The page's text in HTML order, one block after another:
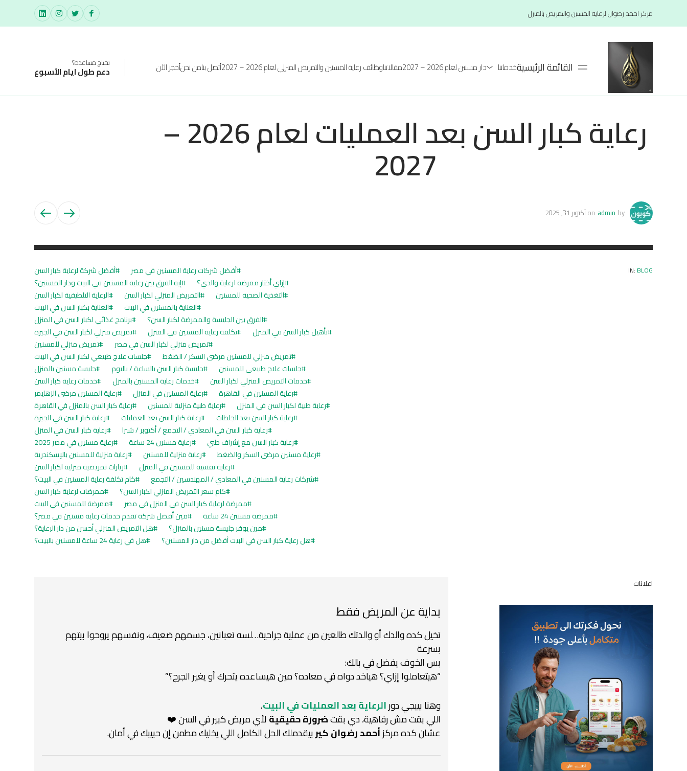
مركز احمد رضوان لرعاية المسنين والتمريض بالمنزل
القائمة الرئيسيةخدماتنا دار مسنين لعام 2026 – 2027 مقالاتناوظائف رعاية المسنين والتمريض المنزلي لعام 2026 – 2027 أتصل بنامن نحنأحجز الأن تحتاج مساعدة؟
دعم طول ايام الأسبوع
رعاية كبار السن بعد العمليات لعام 2026 –
2027
by
admin
onأكتوبر 31, 2025
IN: BLOG أفضل شركات رعاية المسنين في مصر
أفضل شركة لرعاية كبار السن
إزاي أختار ممرضة لرعاية والدي؟
إيه الفرق بين رعاية المسنين في البيت ودار المسنين؟
التغذية الصحية للمسنين
التمريض المنزلي لكبار السن
الرعاية التلطيفية لكبار السن
العناية بالمسنين في البيت
العناية بكبار السن في البيت
الفرق بين الجليسة والممرضة لكبار السن؟
برنامج غذائي لكبار السن في المنزل
تأهيل كبار السن في المنزل
تكلفة رعاية المسنين في المنزل
تمريض منزلي لكبار السن في الجيزة
تمريض منزلي لكبار السن في مصر
تمريض منزلي للمسنين
تمريض منزلي للمسنين مرضى السكر / الضغط
جلسات علاج طبيعي لكبار السن في البيت
جلسات علاج طبيعي للمسنين
جليسة كبار السن بالساعة / باليوم
جليسة مسنين بالمنزل
خدمات التمريض المنزلي لكبار السن
خدمات رعاية المسنين بالمنزل
خدمات رعاية كبار السن
رعاية المسنين في القاهرة
رعاية المسنين في المنزل
رعاية المسنين مرضى الزهايمر
رعاية طبية لكبار السن في المنزل
رعاية طبية منزلية للمسنين
رعاية كبار السن بالمنزل في القاهرة
رعاية كبار السن بعد الجلطات
رعاية كبار السن بعد العمليات
رعاية كبار السن في الجيزة
رعاية كبار السن في المعادي / التجمع / أكتوبر / شبرا
رعاية كبار السن في المنزل
رعاية كبار السن مع إشراف طبي
رعاية مسنين 24 ساعة
رعاية مسنين في مصر 2025
رعاية مسنين مرضى السكر والضغط
رعاية منزلية للمسنين
رعاية منزلية للمسنين بالإسكندرية
رعاية نفسية للمسنين في المنزل
زيارات تمريضية منزلية لكبار السن
شركات رعاية المسنين في المعادي / المهندسين / التجمع
كام تكلفة رعاية المسنين في البيت؟
كام سعر التمريض المنزلي لكبار السن؟
ممرضات لرعاية كبار السن
ممرضة لرعاية كبار السن في المنزل في مصر
ممرضة للمسنين في البيت
ممرضة مسنين 24 ساعة
مين أفضل شركة تقدم خدمات رعاية مسنين في مصر؟
مين يوفر جليسة مسنين بالمنزل؟
هل التمريض المنزلي أحسن من دار الرعاية؟
هل رعاية كبار السن في البيت أفضل من دار المسنين؟
هل في رعاية 24 ساعة للمسنين بالبيت؟
بداية عن المريض فقط
تخيل كده والدك أو والدتك طالعين من عملية جراحية…لسه تعبانين، جسمهم ضعيف، ونفسهم يروحوا بيتهم
بسرعة
بس الخوف يفضل في بالك:
“هيتعاملوا إزاي؟ هياخد دواه في معاده؟ مين هيساعده يتحرك أو يغير الجرح؟”
وهنا بييجي دورالرعاية بعد العمليات في البيت،
اللي بقت مش رفاهية، دي بقتضرورة حقيقيةلأي مريض كبير في السن ❤️
عشان كده مركزأحمد رضوان كيربيقدملك الحل الكامل اللي يخليك مطمن إن حبيبك في أمان.
اعلانات